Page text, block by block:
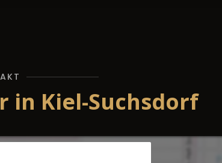
in Kiel-Suchsdorf